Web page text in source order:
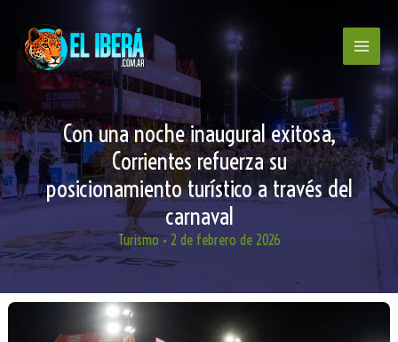
contenido
Con una noche inaugural exitosa,
Corrientes refuerza su
posicionamiento turístico a través del
carnaval
Turismo• 2 de febrero de 2026